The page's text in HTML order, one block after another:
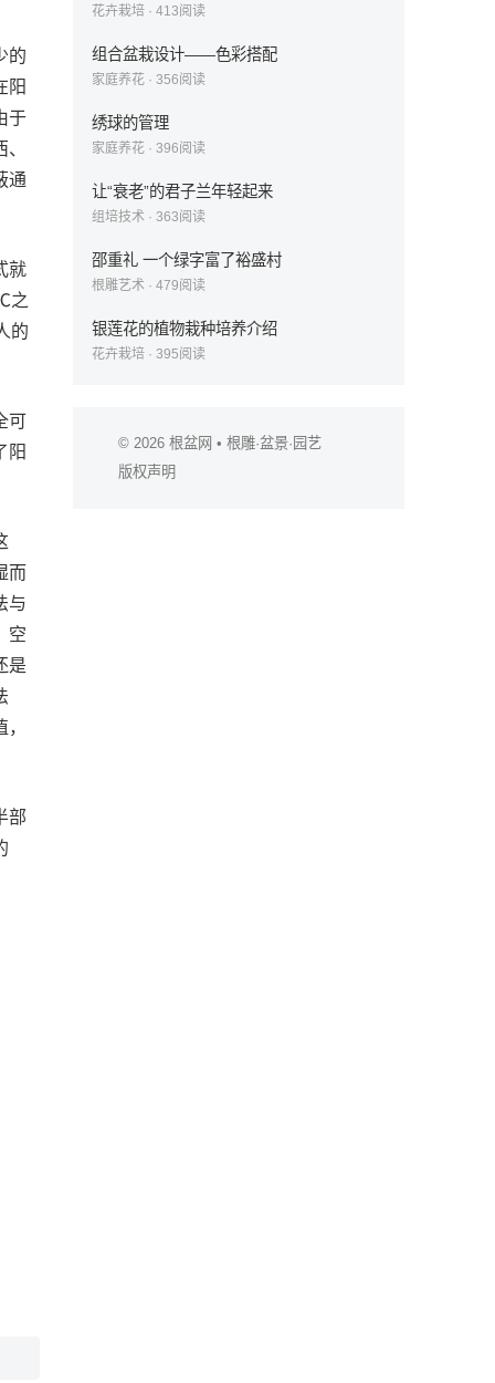
的
阳
于
通
就
之
的
可
阳
而
与
空
是
部
花卉栽培 · 413阅读
组合盆栽设计——色彩搭配
家庭养花 · 356阅读
绣球的管理
家庭养花 · 396阅读
让“衰老”的君子兰年轻起来
组培技术 · 363阅读
邵重礼 一个绿字富了裕盛村
根雕艺术 · 479阅读
银莲花的植物栽种培养介绍
花卉栽培 · 395阅读
© 2026 根盆网 • 根雕·盆景·园艺
版权声明